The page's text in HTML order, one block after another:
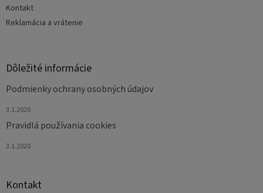
Kontakt
Reklamácia a vrátenie
Dôležité informácie
Podmienky ochrany osobných údajov
3.1.2020
Pravidlá používania cookies
3.1.2020
Kontakt